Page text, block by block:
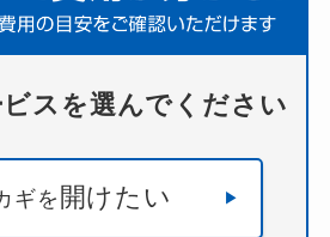
スを選んでください
ギを 開けたい